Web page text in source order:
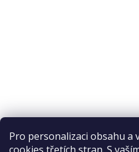
Pro personalizaci obsahu a